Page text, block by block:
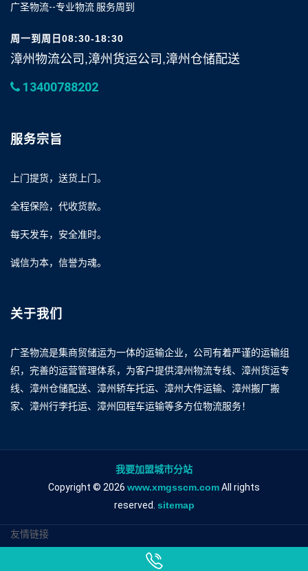
广圣物流--专业物流 服务周到
周一到周日08:30-18:30
漳州物流公司,漳州货运公司,漳州仓储配送
13400788202
服务宗旨
上门提货，送货上门。
全程保险，代收货款。
每天发车，安全准时。
诚信为本，信誉为魂。
关于我们
广圣物流是集商贸储运为一体的运输企业，公司有着严谨的运输组
织，完善的运营管理体系，为客户提供漳州物流专线、漳州货运专
线、漳州仓储配送、漳州轿车托运、漳州大件运输、漳州搬厂搬
家、漳州行李托运、漳州回程车运输等多方位物流服务！
我要加盟城市分站
Copyright © 2026 www.xmgsscm.comAll rights
reserved. sitemap
友情链接
漳州到阜阳物流公司